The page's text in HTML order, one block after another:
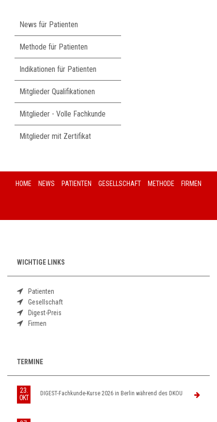
überspringen
News für Patienten
Methode für Patienten
Indikationen für Patienten
Mitglieder Qualifikationen
Mitglieder - Volle Fachkunde
Mitglieder mit Zertifikat
HOME NEWS PATIENTEN GESELLSCHAFT METHODE FIRMEN
WICHTIGE LINKS
Patienten
Gesellschaft
Digest-Preis
Firmen
TERMINE
23.
OKT
DIGEST-Fachkunde-Kurse 2026 in Berlin während des DKOU